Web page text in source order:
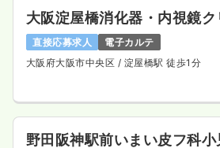
大阪淀屋橋消化器・内視鏡ク
直接応募求人
電子カルテ
大阪府大阪市中央区 / 淀屋橋駅 徒歩1分
野田阪神駅前いまい皮フ科